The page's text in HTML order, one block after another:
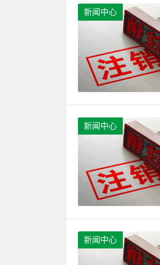
新闻中心
新闻中心
新闻中心